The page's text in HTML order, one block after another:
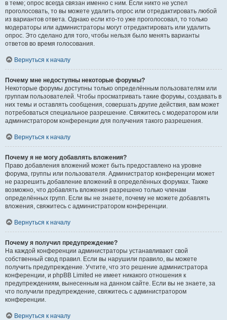
в теме; опрос всегда связан именно с ним. Если никто не успел
проголосовать, то вы можете удалить опрос или отредактировать любой
из вариантов ответа. Однако если кто-то уже проголосовал, то только
модераторы или администраторы могут отредактировать или удалить
опрос. Это сделано для того, чтобы нельзя было менять варианты
ответов во время голосования.
Вернуться к началу
Почему мне недоступны некоторые форумы?
Некоторые форумы доступны только определённым пользователям или
группам пользователей. Чтобы просматривать такие форумы, создавать в
них темы и оставлять сообщения, совершать другие действия, вам может
потребоваться специальное разрешение. Свяжитесь с модератором или
администратором конференции для получения такого разрешения.
Вернуться к началу
Почему я не могу добавлять вложения?
Право добавления вложений может быть предоставлено на уровне
форума, группы или пользователя. Администратор конференции может
не разрешить добавление вложений в определённых форумах. Также
возможно, что добавлять вложения разрешено только членам
определённых групп. Если вы не знаете, почему не можете добавлять
вложения, свяжитесь с администратором конференции.
Вернуться к началу
Почему я получил предупреждение?
На каждой конференции администраторы устанавливают свой
собственный свод правил. Если вы нарушили правило, вы можете
получить предупреждение. Учтите, что это решение администратора
конференции, и phpBB Limited не имеет никакого отношения к
предупреждениям, вынесенным на данном сайте. Если вы не знаете, за
что получили предупреждение, свяжитесь с администратором
конференции.
Вернуться к началу